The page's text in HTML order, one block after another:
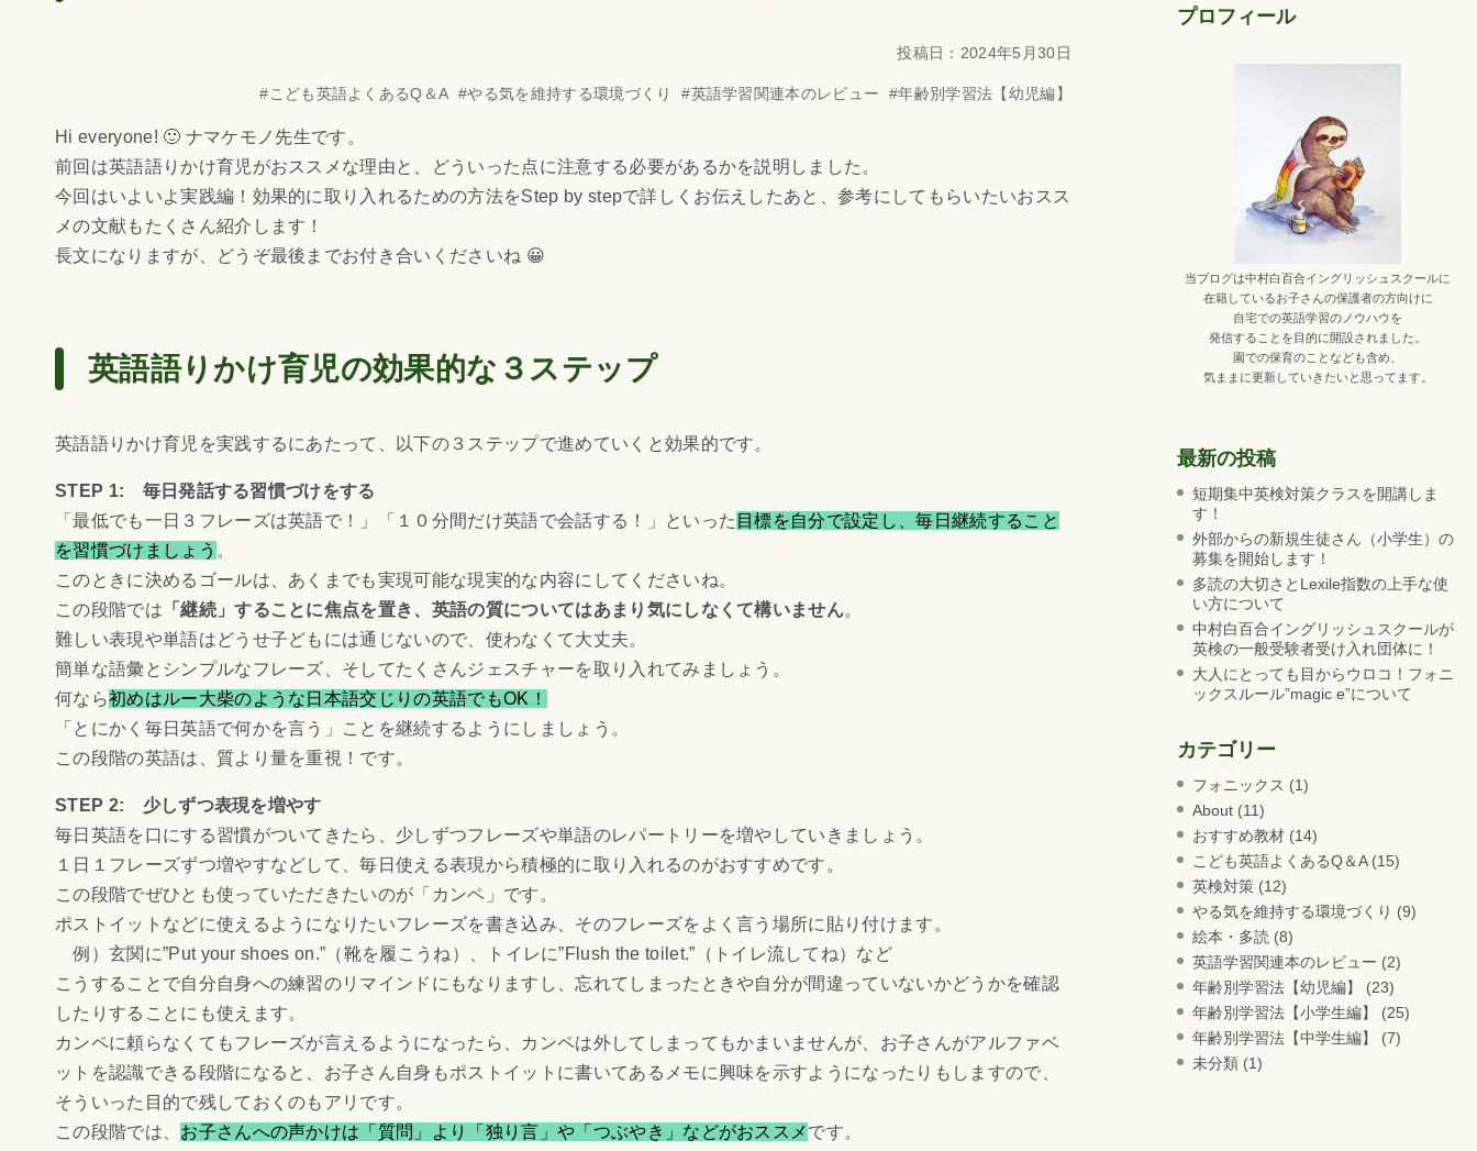
投稿日：2024年5月30日
#こども英語よくあるQ＆A #やる気を維持する環境づくり #英語学習関連本のレビュー #年齢別学習法【幼児編】
Hi everyone! 🙂 ナマケモノ先生です。
前回は英語語りかけ育児がおススメな理由と、どういった点に注意する必要があるかを説明しました。
今回はいよいよ実践編！効果的に取り入れるための方法をStep by stepで詳しくお伝えしたあと、参考にしてもらいたいおスス
メの文献もたくさん紹介します！
長文になりますが、どうぞ最後までお付き合いくださいね 😀
英語語りかけ育児の効果的な３ステップ
英語語りかけ育児を実践するにあたって、以下の３ステップで進めていくと効果的です。
STEP 1: 毎日発話する習慣づけをする
「最低でも一日３フレーズは英語で！」「１０分間だけ英語で会話する！」といった 目標を自分で設定し、毎日継続すること
を習慣づけましょう 。
このときに決めるゴールは、あくまでも実現可能な現実的な内容にしてくださいね。
この段階では 「継続」することに焦点を置き、英語の質についてはあまり気にしなくて構いません。
難しい表現や単語はどうせ子どもには通じないので、使わなくて大丈夫。
簡単な語彙とシンプルなフレーズ、そしてたくさんジェスチャーを取り入れてみましょう。
何なら初めはルー大柴のような日本語交じりの英語でもOK！
「とにかく毎日英語で何かを言う」ことを継続するようにしましょう。
この段階の英語は、質より量を重視！です。
STEP 2: 少しずつ表現を増やす
毎日英語を口にする習慣がついてきたら、少しずつフレーズや単語のレパートリーを増やしていきましょう。
１日１フレーズずつ増やすなどして、毎日使える表現から積極的に取り入れるのがおすすめです。
この段階でぜひとも使っていただきたいのが「カンペ」です。
ポストイットなどに使えるようになりたいフレーズを書き込み、そのフレーズをよく言う場所に貼り付けます。
例）玄関に”Put your shoes on.”（靴を履こうね）、トイレに”Flush the toilet.”（トイレ流してね）など
こうすることで自分自身への練習のリマインドにもなりますし、忘れてしまったときや自分が間違っていないかどうかを確認
したりすることにも使えます。
カンペに頼らなくてもフレーズが言えるようになったら、カンペは外してしまってもかまいませんが、お子さんがアルファベ
ットを認識できる段階になると、お子さん自身もポストイットに書いてあるメモに興味を示すようになったりもしますので、
そういった目的で残しておくのもアリです。
この段階では、 お子さんへの声かけは「質問」より「独り言」や「つぶやき」などがおススメ です。
プロフィール
当ブログは中村白百合イングリッシュスクールに
在籍しているお子さんの保護者の方向けに
自宅での英語学習のノウハウを
発信することを目的に開設されました。
園での保育のことなども含め、
気ままに更新していきたいと思ってます。
最新の投稿
短期集中英検対策クラスを開講しま
す！
外部からの新規生徒さん（小学生）の
募集を開始します！
多読の大切さとLexile指数の上手な使
い方について
中村白百合イングリッシュスクールが
英検の一般受験者受け入れ団体に！
大人にとっても目からウロコ！フォニ
ックスルール”magic e”について
カテゴリー
フォニックス (1)
About(11)
おすすめ教材(14)
こども英語よくあるQ＆A(15)
英検対策(12)
やる気を維持する環境づくり (9)
絵本・多読(8)
英語学習関連本のレビュー (2)
年齢別学習法【幼児編】
(23)
年齢別学習法【小学生編】
(25)
年齢別学習法【中学生編】
(7)
未分類(1)